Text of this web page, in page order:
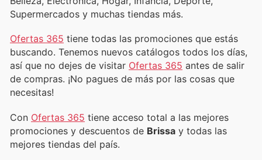
Supermercados y muchas tiendas más.
Ofertas 365 tiene todas las promociones que estás
buscando. Tenemos nuevos catálogos todos los días,
así que no dejes de visitar Ofertas 365 antes de salir
de compras. ¡No pagues de más por las cosas que
necesitas!
Con Ofertas 365 tiene acceso total a las mejores
promociones y descuentos de Brissa y todas las
mejores tiendas del país.